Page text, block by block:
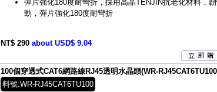
彈片強化180度耐彎折，採用高晶TENJIN抗老化材料，
勁，彈片強化180度耐彎折
NT$ 290 about USD$ 9.04
100個穿透式CAT6網路線RJ45透明水晶頭(WR-
料號:WR-RJ45CAT6TU100